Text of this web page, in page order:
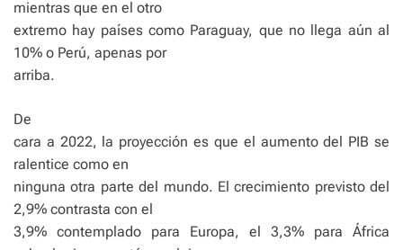
mientras que en el otro
extremo hay países como Paraguay, que no llega aún al
10% o Perú, apenas por
arriba.
De
cara a 2022, la proyección es que el aumento del PIB se
ralentice como en
ninguna otra parte del mundo. El crecimiento previsto del
2,9% contrasta con el
3,9% contemplado para Europa, el 3,3% para África